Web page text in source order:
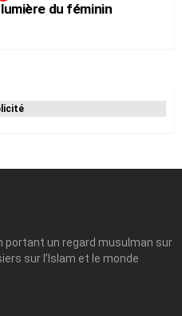
du féminin
portant un regard musulman sur
sur l’Islam et le monde